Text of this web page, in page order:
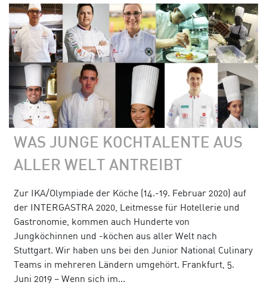
WAS JUNGE KOCHTALENTE AUS
ALLER WELT ANTREIBT
Zur IKA/Olympiade der Köche (14.-19. Februar 2020) auf
der INTERGASTRA 2020, Leitmesse für Hotellerie und
Gastronomie, kommen auch Hunderte von
Jungköchinnen und -köchen aus aller Welt nach
Stuttgart. Wir haben uns bei den Junior National Culinary
Teams in mehreren Ländern umgehört. Frankfurt, 5.
Juni 2019 – Wenn sich im...